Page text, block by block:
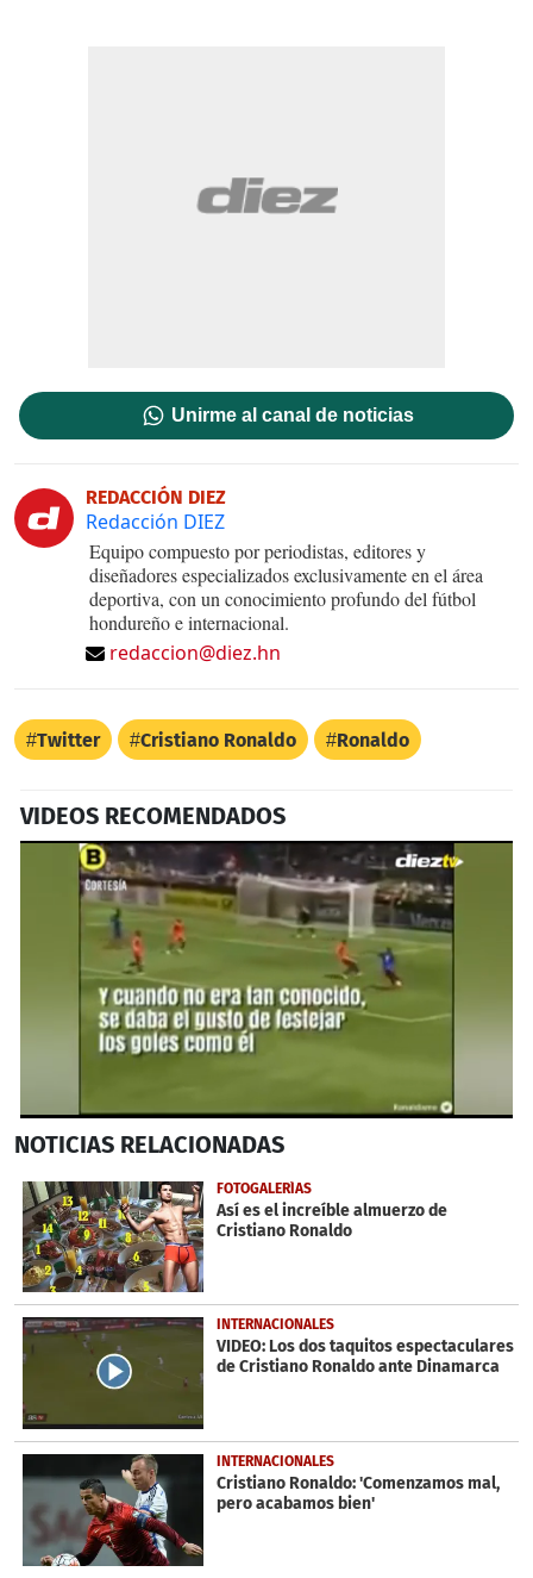
Unirme al canal de noticias
REDACCIÓN DIEZ
Redacción DIEZ
Equipo compuesto por periodistas, editores y
diseñadores especializados exclusivamente en el área
deportiva, con un conocimiento profundo del fútbol
hondureño e internacional.
redaccion@diez.hn
Twitter Cristiano Ronaldo Ronaldo
VIDEOS RECOMENDADOS
seconds
45
seconds
NOTICIAS RELACIONADAS
FOTOGALERÍAS
Así es el increíble almuerzo de
Cristiano Ronaldo
INTERNACIONALES
VIDEO: Los dos taquitos espectaculares
de Cristiano Ronaldo ante Dinamarca
INTERNACIONALES
Cristiano Ronaldo: 'Comenzamos mal,
pero acabamos bien'